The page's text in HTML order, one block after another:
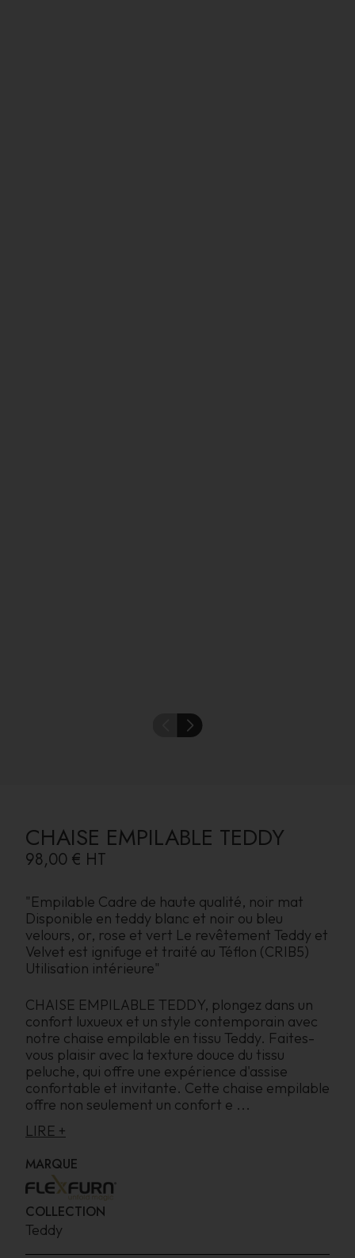
CHAISE EMPILABLE TEDDY
98,00 € HT
"Empilable Cadre de haute qualité, noir mat
Disponible en teddy blanc et noir ou bleu
velours, or, rose et vert Le revêtement Teddy et
Velvet est ignifuge et traité au Téflon (CRIB5)
Utilisation intérieure"
CHAISE EMPILABLE TEDDY, plongez dans un
confort luxueux et un style contemporain avec
notre chaise empilable en tissu Teddy. Faites-
vous plaisir avec la texture douce du tissu
peluche, qui offre une expérience d'assise
confortable et invitante. Cette chaise empilable
offre non seulement un confort e ...
LIRE +
MARQUE
COLLECTION
Teddy